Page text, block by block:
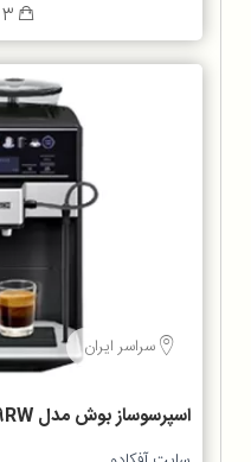
سراسر ایران
اسپرسوساز بوش مدل TIS65429RW